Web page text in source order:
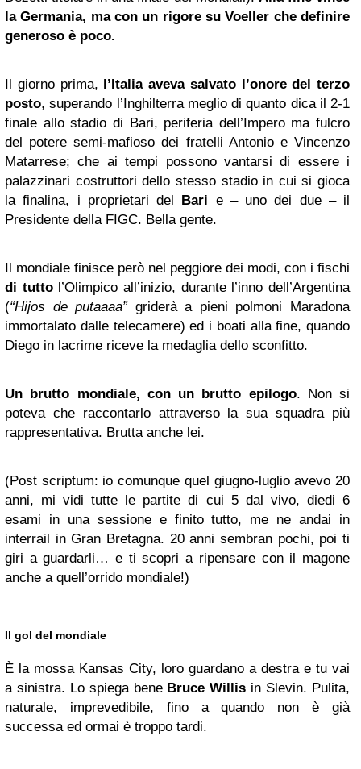
la Germania, ma con un rigore su Voeller che definire
generoso è poco.
Il giorno prima, l’Italia aveva salvato l’onore del terzo
posto, superando l’Inghilterra meglio di quanto dica il 2-1
finale allo stadio di Bari, periferia dell’Impero ma fulcro
del potere semi-mafioso dei fratelli Antonio e Vincenzo
Matarrese; che ai tempi possono vantarsi di essere i
palazzinari costruttori dello stesso stadio in cui si gioca
la finalina, i proprietari del Bari e – uno dei due – il
Presidente della FIGC. Bella gente.
Il mondiale finisce però nel peggiore dei modi, con i fischi
di tuttol’Olimpico all’inizio, durante l’inno dell’Argentina
(“Hijos de putaaaa”griderà a pieni polmoni Maradona
immortalato dalle telecamere) ed i boati alla fine, quando
Diego in lacrime riceve la medaglia dello sconfitto.
Un brutto mondiale, con un brutto epilogo. Non si
poteva che raccontarlo attraverso la sua squadra più
rappresentativa. Brutta anche lei.
(Post scriptum: io comunque quel giugno-luglio avevo 20
anni, mi vidi tutte le partite di cui 5 dal vivo, diedi 6
esami in una sessione e finito tutto, me ne andai in
interrail in Gran Bretagna. 20 anni sembran pochi, poi ti
giri a guardarli… e ti scopri a ripensare con il magone
anche a quell’orrido mondiale!)
Il gol del mondiale
È la mossa Kansas City, loro guardano a destra e tu vai
a sinistra. Lo spiega bene Bruce Willis in Slevin. Pulita,
naturale, imprevedibile, fino a quando non è già
successa ed ormai è troppo tardi.